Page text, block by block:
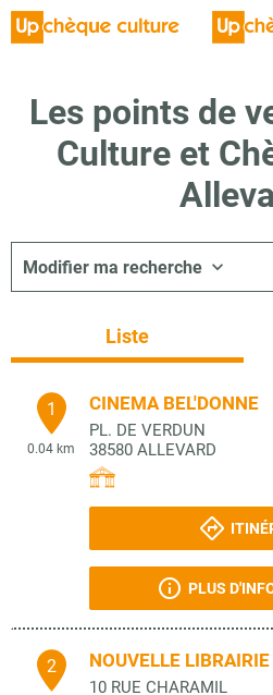
Les points de
Culture et
Modifier ma recherche
Liste
1
0.04 km
CINEMA BEL'DONNE
PL. DE VERDUN
38580 ALLEVARD
PLUS
2 NOUVELLE
10 RUE CHARAMIL